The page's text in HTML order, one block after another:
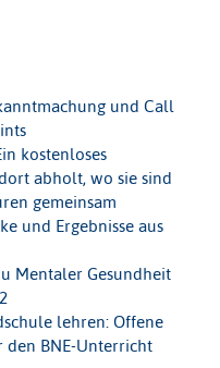
und Call
kostenloses
abholt, wo sie sind
gemeinsam
und Ergebnisse aus
Mentaler Gesundheit
lehren: Offene
BNE-Unterricht